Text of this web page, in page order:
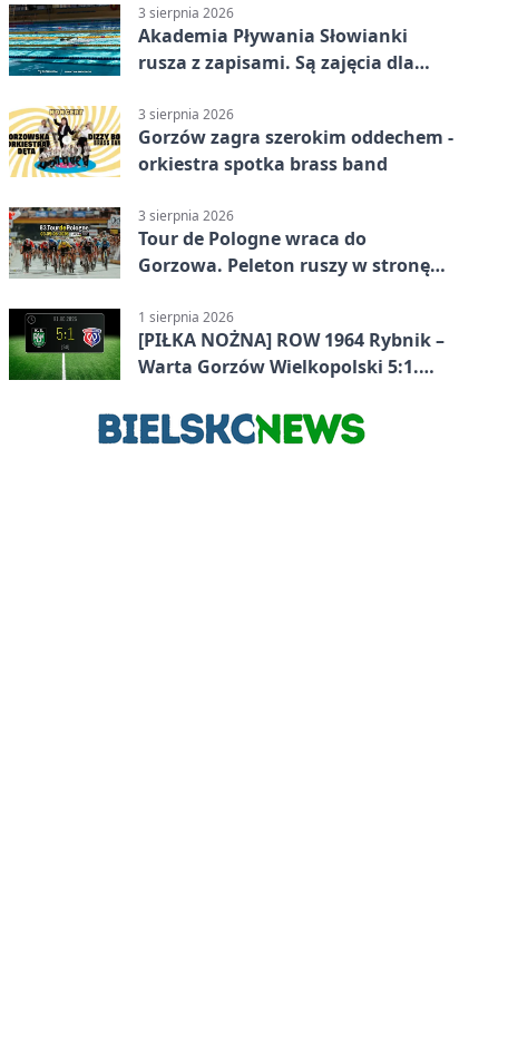
3 sierpnia 2026
Akademia Pływania Słowianki
rusza z zapisami. Są zajęcia dla
3 sierpnia 2026
Gorzów zagra szerokim oddechem -
orkiestra spotka brass band
3 sierpnia 2026
Tour de Pologne wraca do
Gorzowa. Peleton ruszy w stronę
1 sierpnia 2026
[PIŁKA NOŻNA] ROW 1964 Rybnik –
Warta Gorzów Wielkopolski 5:1.
Lidze Grupa 3 (Grupa III)